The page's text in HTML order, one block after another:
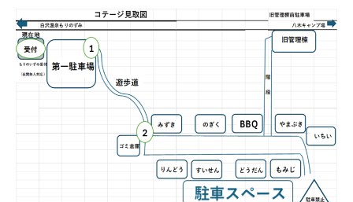
お
客
様
2025-